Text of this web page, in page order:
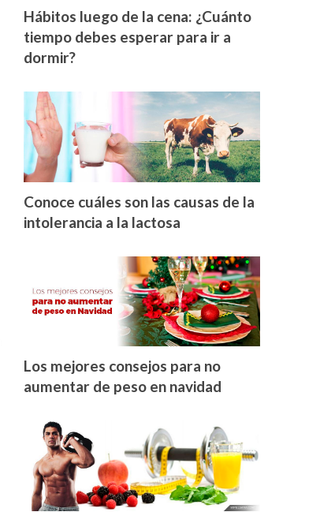
Hábitos luego de la cena: ¿Cuánto
tiempo debes esperar para ir a
dormir?
Conoce cuáles son las causas de la
intolerancia a la lactosa
Los mejores consejos para no
aumentar de peso en navidad